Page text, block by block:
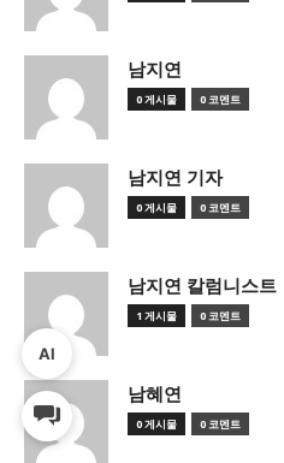
남지연
0 게시물 0 코멘트
남지연 기자
0 게시물 0 코멘트
남지연 칼럼니스트
1 게시물 0 코멘트
남혜연
0 게시물 0 코멘트
AI